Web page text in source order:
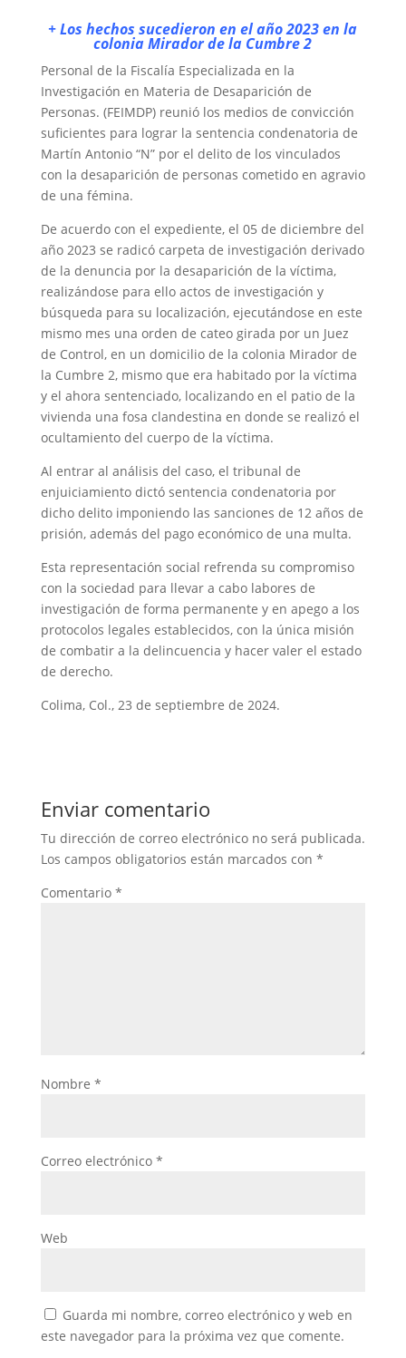
+ Los hechos sucedieron en el año 2023 en la
colonia Mirador de la Cumbre 2
Personal de la Fiscalía Especializada en la
Investigación en Materia de Desaparición de
Personas. (FEIMDP) reunió los medios de convicción
suficientes para lograr la sentencia condenatoria de
Martín Antonio “N” por el delito de los vinculados
con la desaparición de personas cometido en agravio
de una fémina.
De acuerdo con el expediente, el 05 de diciembre del
año 2023 se radicó carpeta de investigación derivado
de la denuncia por la desaparición de la víctima,
realizándose para ello actos de investigación y
búsqueda para su localización, ejecutándose en este
mismo mes una orden de cateo girada por un Juez
de Control, en un domicilio de la colonia Mirador de
la Cumbre 2, mismo que era habitado por la víctima
y el ahora sentenciado, localizando en el patio de la
vivienda una fosa clandestina en donde se realizó el
ocultamiento del cuerpo de la víctima.
Al entrar al análisis del caso, el tribunal de
enjuiciamiento dictó sentencia condenatoria por
dicho delito imponiendo las sanciones de 12 años de
prisión, además del pago económico de una multa.
Esta representación social refrenda su compromiso
con la sociedad para llevar a cabo labores de
investigación de forma permanente y en apego a los
protocolos legales establecidos, con la única misión
de combatir a la delincuencia y hacer valer el estado
de derecho.
Colima, Col., 23 de septiembre de 2024.
Enviar comentario
Tu dirección de correo electrónico no será publicada.
Los campos obligatorios están marcados con *
Comentario *
Nombre *
Correo electrónico *
Web
Guarda mi nombre, correo electrónico y web en
este navegador para la próxima vez que comente.